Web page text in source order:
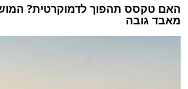
האם טקסס תהפוך לדמוקרטית?
מאבד גובה